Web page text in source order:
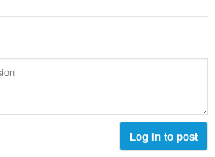
Log in to post